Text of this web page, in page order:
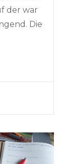
der war
Die